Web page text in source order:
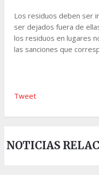
Los residuos deben ser
ser dejados fuera de
los residuos en lugares
las sanciones que
Tweet
NOTICIAS